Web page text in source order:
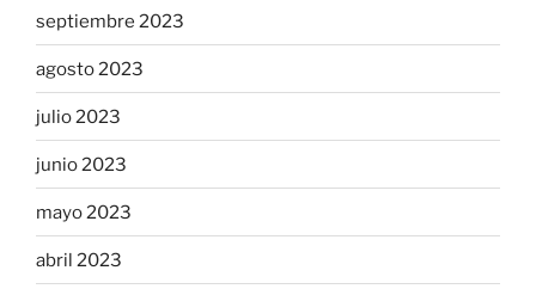
septiembre 2023
agosto 2023
julio 2023
junio 2023
mayo 2023
abril 2023